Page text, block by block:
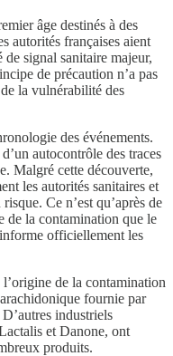
âge destinés à des
autorités françaises aient
de signal sanitaire majeur,
de précaution n’a pas
la vulnérabilité des
des événements.
autocontrôle des traces
Malgré cette découverte,
les autorités sanitaires et
Ce n’est qu’après de
de la contamination que le
officiellement les
de la contamination
fournie par
industriels
et Danone, ont
produits.